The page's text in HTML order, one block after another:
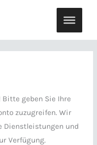
geben Sie Ihre
zuzugreifen. Wir
Dienstleistungen und
Verfügung.